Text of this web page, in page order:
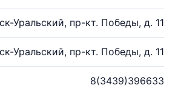
Уральский, пр-кт. Победы, д. 11
Уральский, пр-кт. Победы, д. 11
8(3439)396633